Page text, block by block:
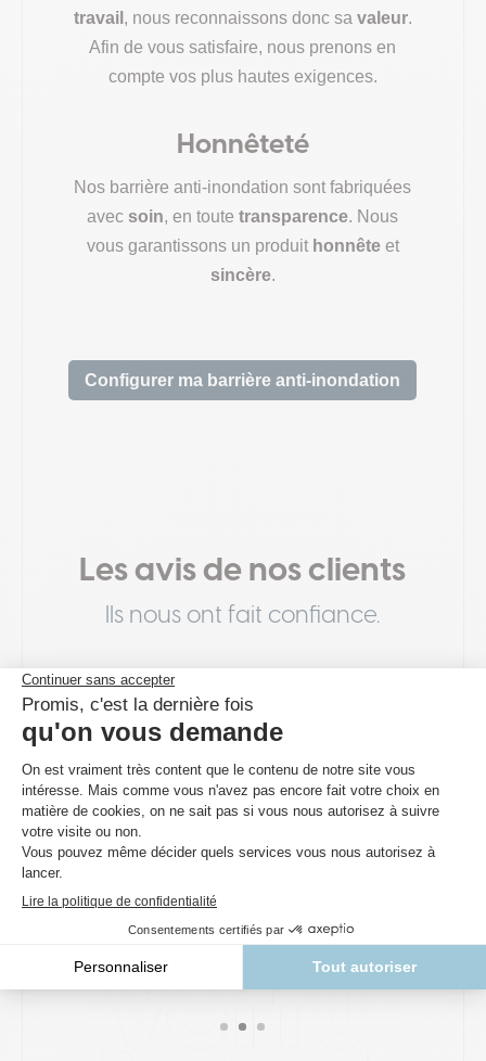
travail , nous reconnaissons donc sa valeur.
Afin de vous satisfaire, nous prenons en
compte vos plus hautes exigences.
Honnêteté
Nos barrière anti-inondation sont fabriquées
avec soin, en toutetransparence. Nous
vous garantissons un produit honnêteet
sincère.
Configurer ma barrière anti-inondation
Les avis de nos clients
Ils nous ont fait confiance.
Après plusieurs inondations, on a enfin
investi dans des barrières anti-
inondation. L'équipe a été super pro et
les barrières ont fait le job pendant la
dernière tempête. On est vraiment
rassurés. Merci !